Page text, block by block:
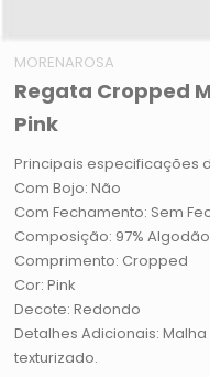
MORENAROSA
Regata Cropped
Pink
Principais especificações
Com Bojo: Não
Com Fechamento: Sem
Composição: 97%
Comprimento: Cropped
Cor: Pink
Decote: Redondo
Detalhes Adicionais:
texturizado.